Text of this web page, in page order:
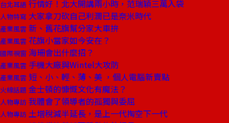
台北耳語 行情好！北大開講兩小時，范瑞穎三萬入袋
人物特寫 大家拿刀砍自己利潤已是奈米時代
產業風雲 新、舊花旗幫分家大車拚
產業風雲 花旗小當家如今安在？
國際視窗 海珊會出什麼招？
產業風雲 手機大廠與Wintel大攻防
產業風雲 短、小、輕、薄、美 ，個人電腦新賣點
火線話題 金士頓的慷慨文化有魔法？
人物專訪 我體會了領導者的孤獨與委屈
人物專訪 土增稅減半延長，是上一代掏空下一代